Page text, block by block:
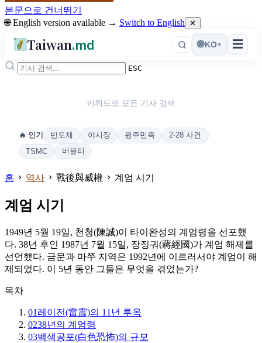
본문으로 건너뛰기
🌐 English version available → Switch to English ✕
Taiwan.md ☰
🌐KO▾
ESC
키워드로 모든 기사 검색
🔥 인기 반도체 야시장 원주민족
2·28 사건
TSMC
버블티
홈 역사 戰後與威權 계엄 시기
계엄 시기
1949년 5월 19일, 천청(陳誠)이 타이완성의 계엄령을 선포했
다. 38년 후인 1987년 7월 15일, 장징궈(蔣經國)가 계엄 해제를
선언했다. 금문과 마쭈 지역은 1992년에 이르러서야 계엄이 해
제되었다. 이 5년 동안 그들은 무엇을 겪었는가?
목차
01 레이전(雷震)의 11년 투옥
0238년의 계엄령
03백색공포(白色恐怖)의 규모